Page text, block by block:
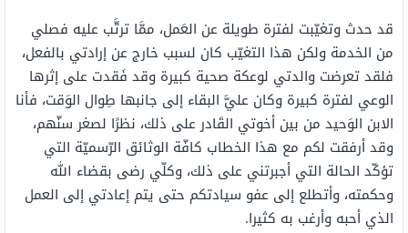
قد حدث وتغيّبت لفترة طويلة عن العَمل، ممَّا ترتَّب عليه فصلي
من الخدمة ولكن هذا التغيّب كان لسبب خارج عن إرادتي بالفعل،
فلقد تعرضت والدتي لوعكة صحية كبيرة وقد فَقدت على إثرها
الوعي لفترة كبيرة وكان عليَّ البقاء إلى جانبها طِوال الوَقت، فأنا
الابن الوَحيد من بين أخوتي القَادر على ذلك، نظرًا لصغر سنّهم،
وقد أرفقت لكم مع هذا الخطاب كافّة الوثائق الرّسميّة التي
تؤكّد الحالة التي أجبرتني على ذلك، وكلّي رضى بقضاء الله
وحكمته، وأتطلع إلى عفو سيادتكم حتى يتم إعادتي إلى العمل
الذي أحبه وأرغب به كثيرا.